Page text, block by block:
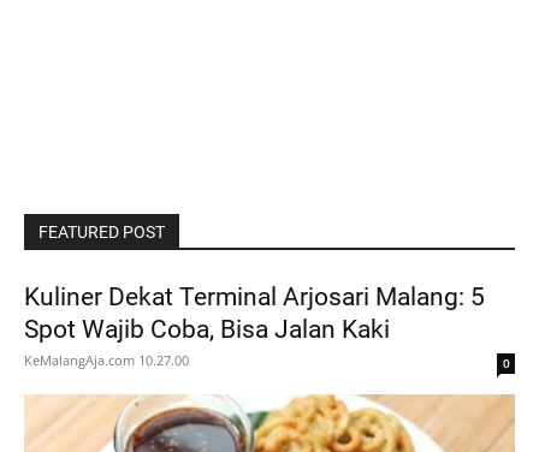
FEATURED POST
Kuliner Dekat Terminal Arjosari Malang: 5
Spot Wajib Coba, Bisa Jalan Kaki
KeMalangAja.com 10.27.00 0